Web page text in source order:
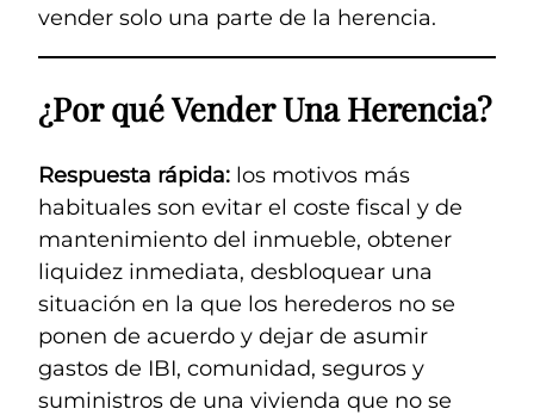
vender solo una parte de la herencia.
¿Por qué Vender Una Herencia?
Respuesta rápida: los motivos más
habituales son evitar el coste fiscal y de
mantenimiento del inmueble, obtener
liquidez inmediata, desbloquear una
situación en la que los herederos no se
ponen de acuerdo y dejar de asumir
gastos de IBI, comunidad, seguros y
suministros de una vivienda que no se